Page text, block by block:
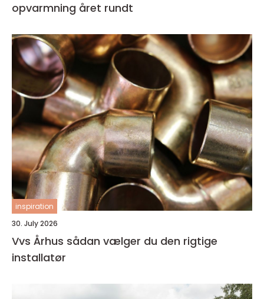
opvarmning året rundt
inspiration
30. July 2026
Vvs Århus sådan vælger du den rigtige
installatør